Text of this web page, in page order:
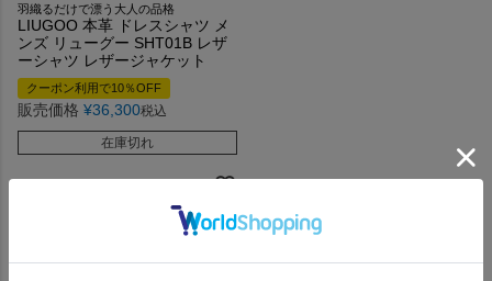
羽織るだけで漂う大人の品格
LIUGOO 本革 ドレスシャツ メ
ンズ リューグー SHT01B レザ
ーシャツ レザージャケット
クーポン利用で10％OFF
販売価格 ¥36,300税込
在庫切れ